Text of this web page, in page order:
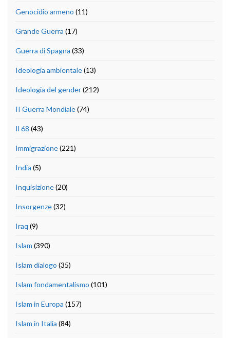
Genocidio armeno (11)
Grande Guerra (17)
Guerra di Spagna (33)
Ideologia ambientale(13)
Ideologia del gender(212)
II Guerra Mondiale(74)
Il 68 (43)
Immigrazione(221)
India (5)
Inquisizione(20)
Insorgenze(32)
Iraq (9)
Islam (390)
Islam dialogo (35)
Islam fondamentalismo (101)
Islam in Europa (157)
Islam in Italia (84)